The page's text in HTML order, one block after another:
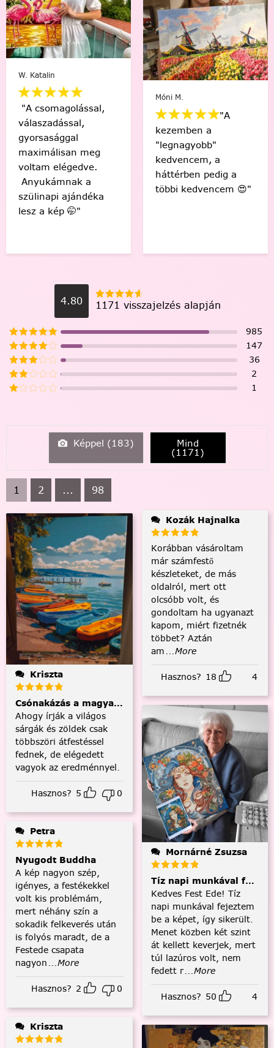
Varga Ági
"Sziasztok! Elkészült
az első! Csodás
érzés, hogy én
készítettem ezt a
gyönyörű képet! 🤩
Köszönöm! "
"Engem egy nagyon
nehéz időszakon
segített át a
festés,megunhatatlan
és szuper a
végeredmény!"
4.80 1171 visszajelzés alapján
985
147
36
2
1
Képpel (183) Mind
(1171)
1 2 ... 98
Kriszta
Csónakázás a magyar tengeren
Ahogy írják a világos
sárgák és zöldek csak
többszöri átfestéssel
fednek, de elégedett
vagyok az eredménnyel.
Hasznos? 5 0
Petra
Nyugodt Buddha
A kép nagyon szép,
igényes, a festékekkel
volt kis problémám,
mert néhány szín a
sokadik felkeverés után
is folyós maradt, de a
Festede csapata
nagyon ...More
Hasznos? 2 0
Kriszta
Kozák Hajnalka
Korábban vásároltam
már számfestő
készleteket, de más
oldalról, mert ott
olcsóbb volt, és
gondoltam ha ugyanazt
kapom, miért fizetnék
többet? Aztán
am ...More
Hasznos? 18 4
Mornárné Zsuzsa
Tíz napi munkával
Kedves Fest Ede! Tíz
napi munkával fejeztem
be a képet, így sikerült.
Menet közben két szint
át kellett keverjek, mert
túl lazúros volt, nem
fedett r...More
Hasznos? 50 4